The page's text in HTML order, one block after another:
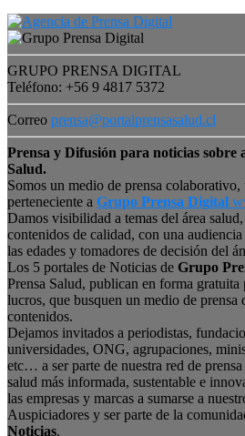
GRUPO PRENSA DIGITAL
Teléfono: +56 9 4817 5372
Correo prensa@portalprensasalud.cl
Prensa y Difusión para noticias sobre
Salud.
Somos un medio de prensa
perteneciente a Grupo Prensa Digital
Damos visibilidad a temas del área
contenidos de calidad, con una
las edades y tomadores de decisión del
Los 5 portales de Noticias de Grupo
Prensa Salud, publican en forma gratuita
lucros, que busquen un medio de prensa
contenidos.
Dejamos invitados a periodistas,
universidades, ONG, agrupaciones,
etc… a ser parte de nuestra red de
salud más informada, sustentable e
las empresas y marcas a sumarse a
Auspiciadores y ser parte de la
Noticias.